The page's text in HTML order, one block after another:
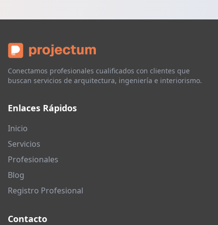
Conectamos profesionales cualificados con clientes que
buscan servicios de arquitectura, ingeniería e interiorismo.
Enlaces Rápidos
Inicio
Servicios
Profesionales
Blog
Registro Profesional
Contacto